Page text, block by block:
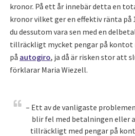
kronor. På ett år innebär detta en
kronor vilket ger en effektiv ränta på
du dessutom vara sen med en
tillräckligt mycket pengar på kontot
på autogiro, ja då är risken stor att
förklarar Maria Wiezell.
– Ett av de vanligaste
blir fel med betalningen eller
tillräckligt med pengar på